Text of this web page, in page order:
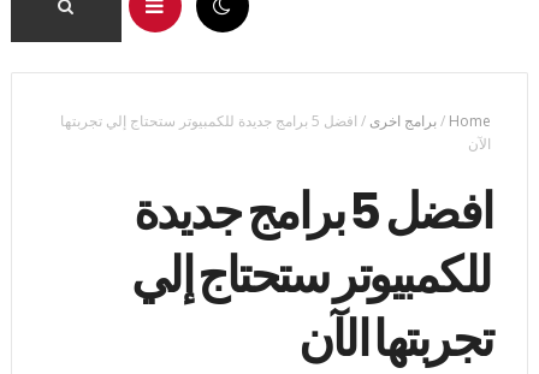
Home
/برامج اخرى /
افضل 5 برامج جديدة للكمبيوتر ستحتاج إلي تجربتها
الآن
افضل 5 برامج جديدة
للكمبيوتر ستحتاج إلي
تجربتها الآن